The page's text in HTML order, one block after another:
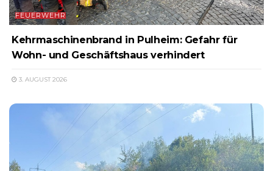
FEUERWEHR
Kehrmaschinenbrand in Pulheim: Gefahr für
Wohn- und Geschäftshaus verhindert
3. AUGUST 2026